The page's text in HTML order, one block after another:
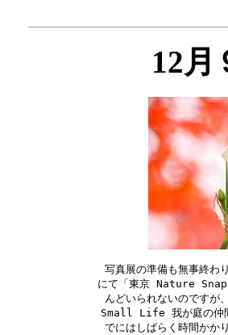
12月
写真展の準備も無事終わ
にて「東京 Nature Snap
んどいられないのですが
Small Life 我が庭の仲間
でにはしばらく時間かか